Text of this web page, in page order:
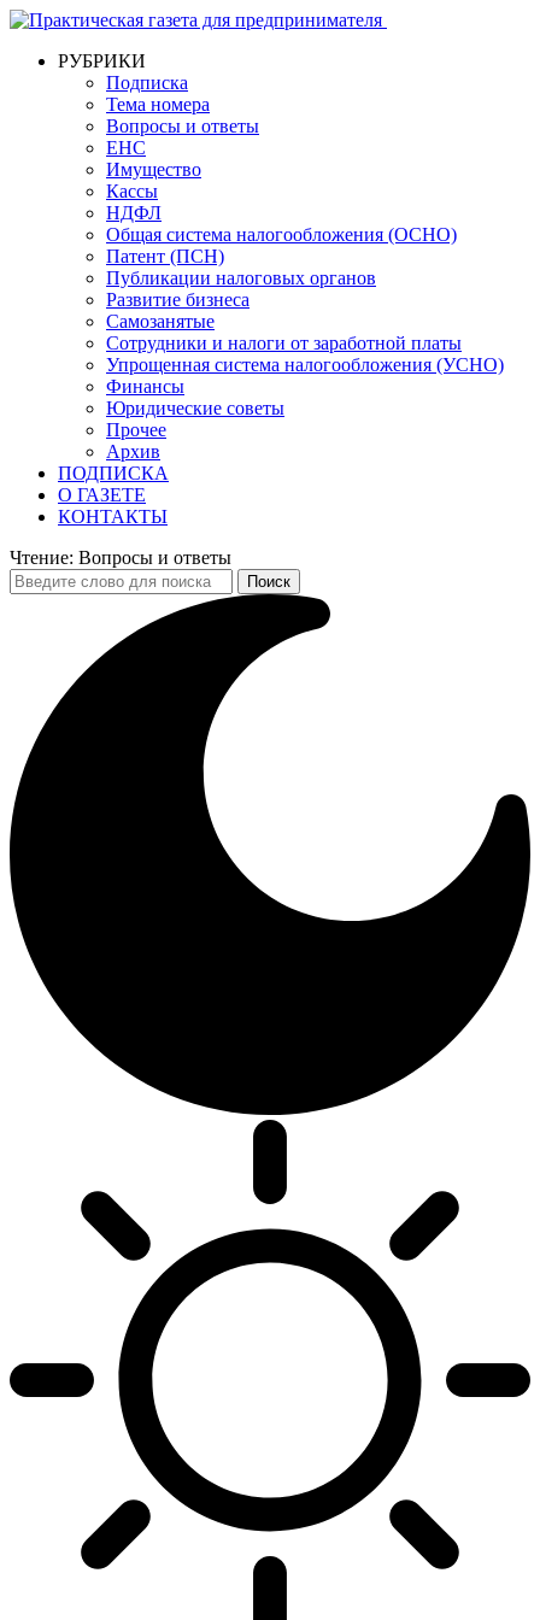
РУБРИКИ
Подписка
Тема номера
Вопросы и ответы
ЕНС
Имущество
Кассы
НДФЛ
Общая система налогообложения (ОСНО)
Патент (ПСН)
Публикации налоговых органов
Развитие бизнеса
Самозанятые
Сотрудники и налоги от заработной платы
Упрощенная система налогообложения (УСНО)
Финансы
Юридические советы
Прочее
Архив
ПОДПИСКА
О ГАЗЕТЕ
КОНТАКТЫ
Чтение: Вопросы и ответы